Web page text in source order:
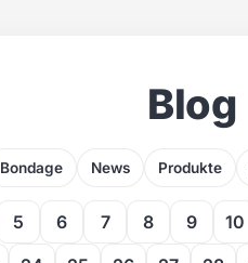
Blog
Bondage News Produkte
5 6 7 8 9 10